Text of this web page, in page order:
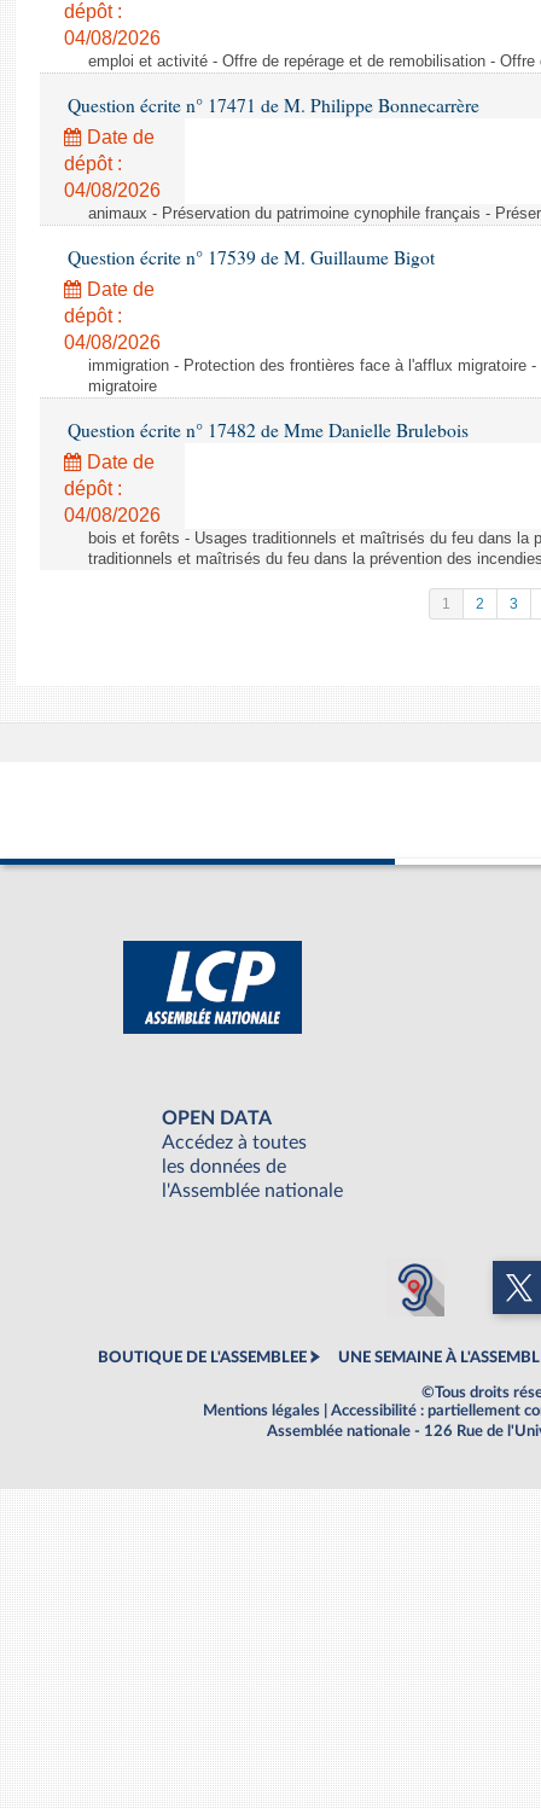
dépôt :
04/08/2026
emploi et activité - Offre de repérage et de remobilisation -
Question écrite n° 17471 de M. Philippe Bonnecarrère
Date de
dépôt :
04/08/2026
animaux - Préservation du patrimoine cynophile français -
Question écrite n° 17539 de M. Guillaume Bigot
Date de
dépôt :
04/08/2026
immigration - Protection des frontières face à l'afflux migratoire
migratoire
Question écrite n° 17482 de Mme Danielle Brulebois
Date de
dépôt :
04/08/2026
bois et forêts - Usages traditionnels et maîtrisés du feu dans la
traditionnels et maîtrisés du feu dans la prévention des
1 2 3
OPEN DATA
Accédez à toutes
les données de
l'Assemblée nationale
BOUTIQUE DE L'ASSEMBLEE UNE SEMAINE À
©Tous droits
Mentions légales
Accessibilité : partiellement
Assemblée nationale - 126 Rue de